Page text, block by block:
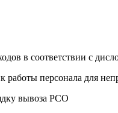
в соответствии с
работы персонала для
вывоза РСО